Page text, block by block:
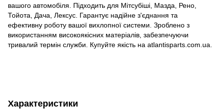
вашого автомобіля. Підходить для Мітсубіші, Мазда, Рено,
Тойота, Дача, Лексус. Гарантує надійне з'єднання та
ефективну роботу вашої вихлопної системи. Зроблено з
використанням високоякісних матеріалів, забезпечуючи
тривалий термін служби. Купуйте якість на atlantisparts.com.ua.
Характеристики